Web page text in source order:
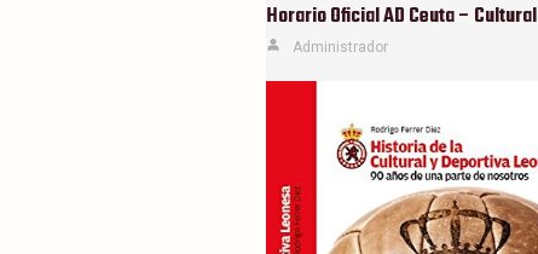
Horario Oficial AD Ceuta – Cultural
Administrador